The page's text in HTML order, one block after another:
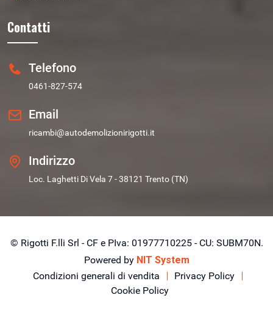
Contatti
Telefono
0461-827-574
Email
ricambi@autodemolizionirigotti.it
Indirizzo
Loc. Laghetti Di Vela 7 - 38121 Trento (TN)
© Rigotti F.lli Srl - CF e PIva: 01977710225 - CU: SUBM70N.
Powered by NIT System
Condizioni generali di vendita
Privacy Policy
Cookie Policy